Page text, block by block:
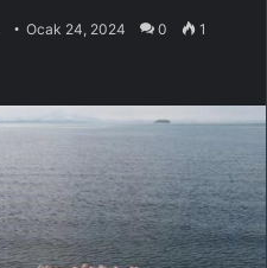
Ocak 24, 2024 0 1